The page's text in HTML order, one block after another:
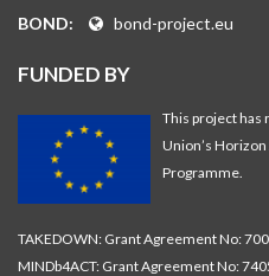
BOND:
bond-project.eu
FUNDED BY
This project has
Union’s
Programme.
TAKEDOWN: Grant Agreement No:
MINDb4ACT: Grant Agreement No: